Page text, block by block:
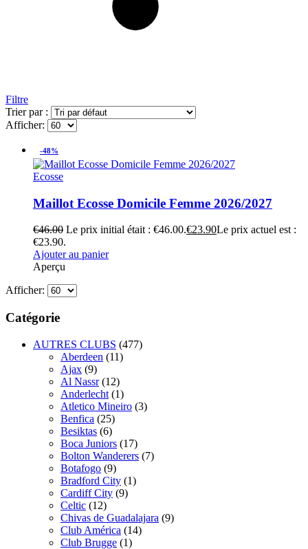
Filtre
Trier par :
Afficher:
-48%
Ecosse
Maillot Ecosse Domicile Femme 2026/2027
€46.00 Le prix initial était : €46.00.€23.90Le prix actuel est :
€23.90.
Ajouter au panier
Aperçu
Afficher:
Catégorie
AUTRES CLUBS (477)
Aberdeen (11)
Ajax (9)
Al Nassr (12)
Anderlecht (1)
Atletico Mineiro (3)
Benfica (25)
Besiktas (6)
Boca Juniors (17)
Bolton Wanderers (7)
Botafogo (9)
Bradford City (1)
Cardiff City (9)
Celtic (12)
Chivas de Guadalajara (9)
Club América (14)
Club Brugge (1)